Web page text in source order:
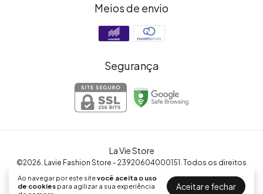
Ao navegar por este sitevocê aceita o uso
de cookies para agilizar a sua experiência
Aceitar e fechar
Meios de envio
Segurança
La Vie Store
©2026. Lavie Fashion Store - 23920604000151. Todos os direitos